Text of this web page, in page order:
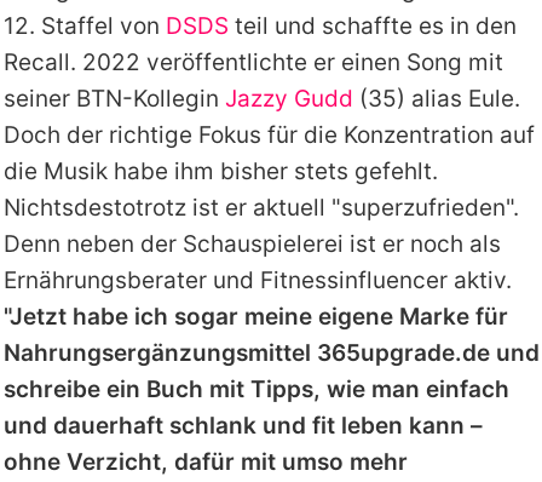
12. Staffel von DSDS teil und schaffte es in den
Recall. 2022 veröffentlichte er einen Song mit
seiner BTN-Kollegin Jazzy Gudd (35) alias Eule.
Doch der richtige Fokus für die Konzentration auf
die Musik habe ihm bisher stets gefehlt.
Nichtsdestotrotz ist er aktuell "superzufrieden".
Denn neben der Schauspielerei ist er noch als
Ernährungsberater und Fitnessinfluencer aktiv.
"Jetzt habe ich sogar meine eigene Marke für
Nahrungsergänzungsmittel 365upgrade.de und
schreibe ein Buch mit Tipps, wie man einfach
und dauerhaft schlank und fit leben kann –
ohne Verzicht, dafür mit umso mehr